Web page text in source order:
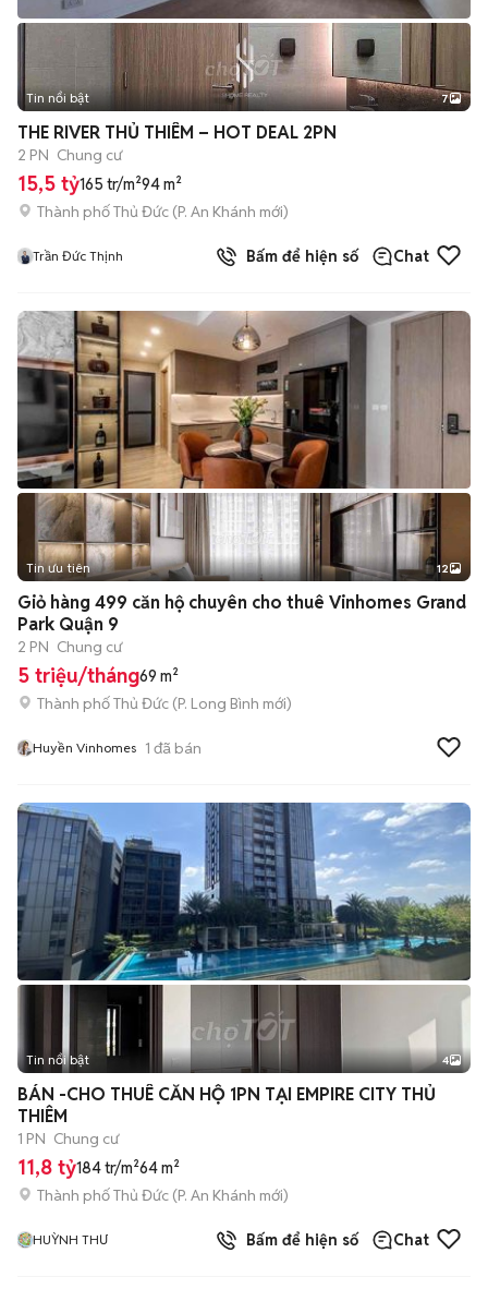
+2
Tin nổi bật 7
THE RIVER THỦ THIÊM – HOT DEAL 2PN
2 PN Chung cư
15,5 tỷ165 tr/m²94 m²
Thành phố Thủ Đức (P. An Khánh mới)
Trần Đức Thịnh Bấm để hiện số Chat
+2
Tin ưu tiên 12
Giỏ hàng 499 căn hộ chuyên cho thuê Vinhomes Grand
Park Quận 9
2 PN Chung cư
5 triệu/tháng69 m²
Thành phố Thủ Đức (P. Long Bình mới)
Huyền Vinhomes 1 đã bán
Tin nổi bật 4
BÁN -CHO THUÊ CĂN HỘ 1PN TẠI EMPIRE CITY THỦ
THIÊM
1 PN Chung cư
11,8 tỷ184 tr/m²64 m²
Thành phố Thủ Đức (P. An Khánh mới)
HUỲNH THƯ Bấm để hiện số Chat